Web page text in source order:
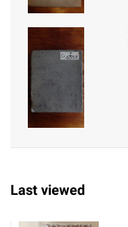
Last viewed